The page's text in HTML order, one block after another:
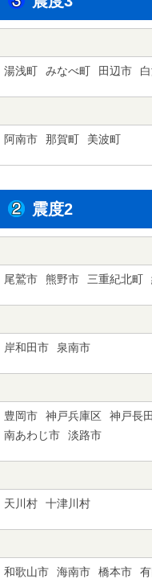
湯浅町 みなべ町 田辺市
阿南市 那賀町 美波町
震度2
尾鷲市 熊野市 三重紀北町
岸和田市 泉南市
豊岡市 神戸兵庫区 神戸長
南あわじ市
淡路市
天川村 十津川村
和歌山市 海南市 橋本市